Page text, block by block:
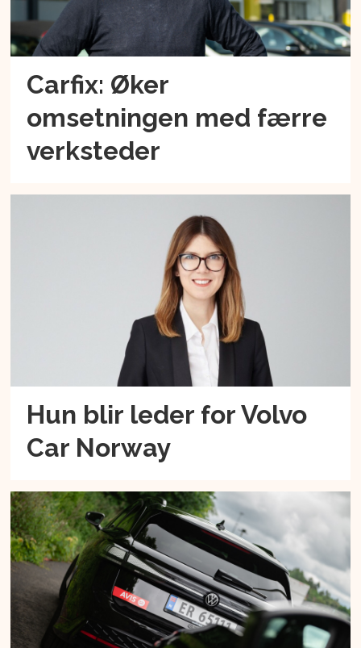
Carfix: Øker
omsetningen med færre
verksteder
Hun blir leder for Volvo
Car Norway